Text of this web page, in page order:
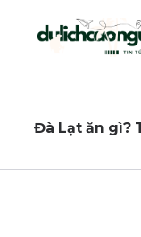
Đà Lạt ăn gì?